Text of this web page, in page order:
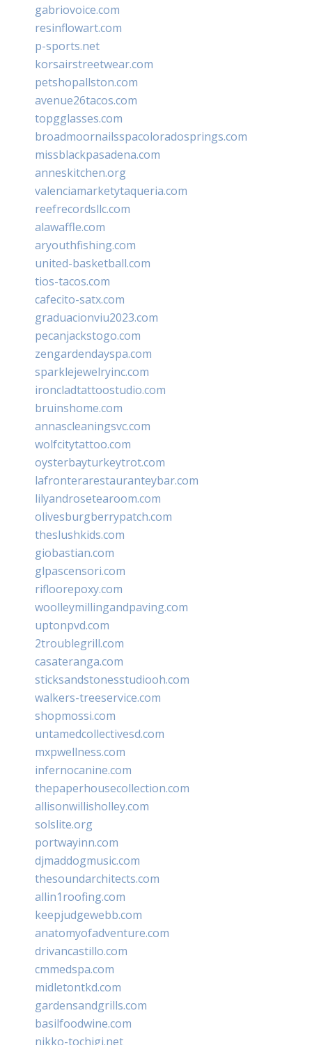
gabriovoice.com
resinflowart.com
p-sports.net
korsairstreetwear.com
petshopallston.com
avenue26tacos.com
topgglasses.com
broadmoornailsspacoloradosprings.com
missblackpasadena.com
anneskitchen.org
valenciamarketytaqueria.com
reefrecordsllc.com
alawaffle.com
aryouthfishing.com
united-basketball.com
tios-tacos.com
cafecito-satx.com
graduacionviu2023.com
pecanjackstogo.com
zengardendayspa.com
sparklejewelryinc.com
ironcladtattoostudio.com
bruinshome.com
annascleaningsvc.com
wolfcitytattoo.com
oysterbayturkeytrot.com
lafronterarestauranteybar.com
lilyandrosetearoom.com
olivesburgberrypatch.com
theslushkids.com
giobastian.com
glpascensori.com
rifloorepoxy.com
woolleymillingandpaving.com
uptonpvd.com
2troublegrill.com
casateranga.com
sticksandstonesstudiooh.com
walkers-treeservice.com
shopmossi.com
untamedcollectivesd.com
mxpwellness.com
infernocanine.com
thepaperhousecollection.com
allisonwillisholley.com
solslite.org
portwayinn.com
djmaddogmusic.com
thesoundarchitects.com
allin1roofing.com
keepjudgewebb.com
anatomyofadventure.com
drivancastillo.com
cmmedspa.com
midletontkd.com
gardensandgrills.com
basilfoodwine.com
nikko-tochigi.net